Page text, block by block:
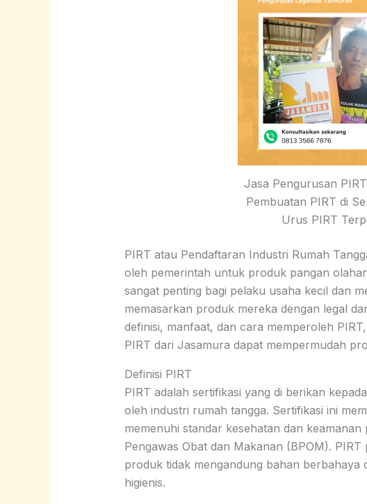
Jasa Pengurusan
Pembuatan PIRT di
Urus PIRT
PIRT atau Pendaftaran Industri Rumah
oleh pemerintah untuk produk pangan
sangat penting bagi pelaku usaha kecil dan
memasarkan produk mereka dengan legal
definisi, manfaat, dan cara memperoleh
PIRT dari Jasamura dapat mempermudah
Definisi PIRT
PIRT adalah sertifikasi yang di berikan
oleh industri rumah tangga. Sertifikasi ini
memenuhi standar kesehatan dan
Pengawas Obat dan Makanan (BPOM).
produk tidak mengandung bahan berbahaya
higienis.